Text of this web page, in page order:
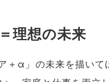
理想の未来
＋α 」 の未来を描いて